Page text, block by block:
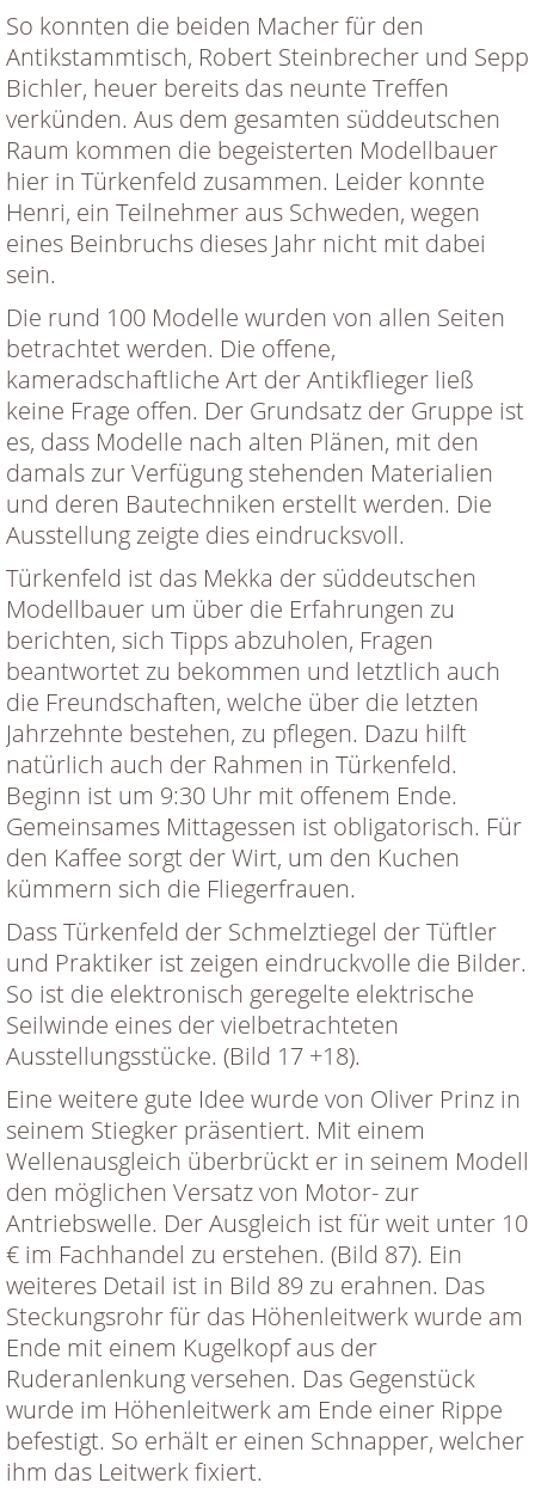
So konnten die beiden Macher für den
Antikstammtisch, Robert Steinbrecher und Sepp
Bichler, heuer bereits das neunte Treffen
verkünden. Aus dem gesamten süddeutschen
Raum kommen die begeisterten Modellbauer
hier in Türkenfeld zusammen. Leider konnte
Henri, ein Teilnehmer aus Schweden, wegen
eines Beinbruchs dieses Jahr nicht mit dabei
sein.
Die rund 100 Modelle wurden von allen Seiten
betrachtet werden. Die offene,
kameradschaftliche Art der Antikflieger ließ
keine Frage offen. Der Grundsatz der Gruppe ist
es, dass Modelle nach alten Plänen, mit den
damals zur Verfügung stehenden Materialien
und deren Bautechniken erstellt werden. Die
Ausstellung zeigte dies eindrucksvoll.
Türkenfeld ist das Mekka der süddeutschen
Modellbauer um über die Erfahrungen zu
berichten, sich Tipps abzuholen, Fragen
beantwortet zu bekommen und letztlich auch
die Freundschaften, welche über die letzten
Jahrzehnte bestehen, zu pflegen. Dazu hilft
natürlich auch der Rahmen in Türkenfeld.
Beginn ist um 9:30 Uhr mit offenem Ende.
Gemeinsames Mittagessen ist obligatorisch. Für
den Kaffee sorgt der Wirt, um den Kuchen
kümmern sich die Fliegerfrauen.
Dass Türkenfeld der Schmelztiegel der Tüftler
und Praktiker ist zeigen eindruckvolle die Bilder.
So ist die elektronisch geregelte elektrische
Seilwinde eines der vielbetrachteten
Ausstellungsstücke. (Bild 17 +18).
Eine weitere gute Idee wurde von Oliver Prinz in
seinem Stiegker präsentiert. Mit einem
Wellenausgleich überbrückt er in seinem Modell
den möglichen Versatz von Motor- zur
Antriebswelle. Der Ausgleich ist für weit unter 10
€ im Fachhandel zu erstehen. (Bild 87). Ein
weiteres Detail ist in Bild 89 zu erahnen. Das
Steckungsrohr für das Höhenleitwerk wurde am
Ende mit einem Kugelkopf aus der
Ruderanlenkung versehen. Das Gegenstück
wurde im Höhenleitwerk am Ende einer Rippe
befestigt. So erhält er einen Schnapper, welcher
ihm das Leitwerk fixiert.